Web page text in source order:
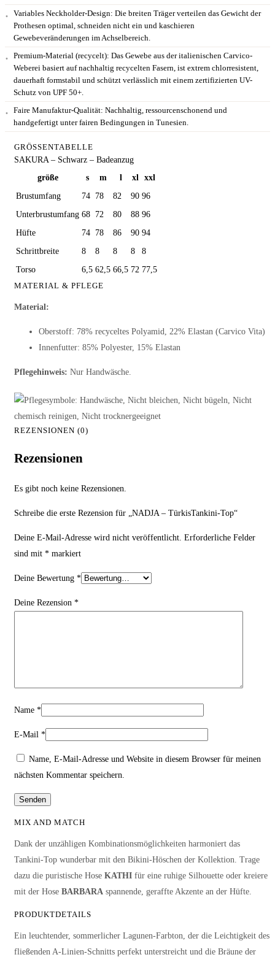
Variables Neckholder-Design: Die breiten Träger verteilen das Gewicht der
Prothesen optimal, schneiden nicht ein und kaschieren
Gewebeveränderungen im Achselbereich.
Premium-Material (recycelt): Das Gewebe aus der italienischen Carvico-
Weberei basiert auf nachhaltig recycelten Fasern, ist extrem chlorresistent,
dauerhaft formstabil und schützt verlässlich mit einem zertifizierten UV-
Schutz von UPF 50+.
Faire Manufaktur-Qualität: Nachhaltig, ressourcenschonend und
handgefertigt unter fairen Bedingungen in Tunesien.
GRÖSSENTABELLE
SAKURA – Schwarz – Badeanzug
größe
s m l xl
xxl
Brustumfang
74 78 82 90 96
Unterbrustumfang 68 72 80 88 96
Hüfte
74 78 86 90 94
Schrittbreite
8 8 8 8
8
Torso
6,5 62,5 66,5 72 77,5
MATERIAL & PFLEGE
Material:
Oberstoff: 78% recyceltes Polyamid, 22% Elastan (Carvico Vita)
Innenfutter: 85% Polyester, 15% Elastan
Pflegehinweis: Nur Handwäsche.
REZENSIONEN (0)
Rezensionen
Es gibt noch keine Rezensionen.
Schreibe die erste Rezension für „NADJA – TürkisTankini-Top“
Deine E-Mail-Adresse wird nicht veröffentlicht. Erforderliche Felder
sind mit * markiert
Deine Bewertung *
Deine Rezension *
Name *
E-Mail *
Name, E-Mail-Adresse und Website in diesem Browser für meinen
nächsten Kommentar speichern.
MIX AND MATCH
Dank der unzähligen Kombinationsmöglichkeiten harmoniert das
Tankini-Top wunderbar mit den Bikini-Höschen der Kollektion. Trage
dazu die puristische Hose KATHI für eine ruhige Silhouette oder kreiere
mit der Hose BARBARA spannende, geraffte Akzente an der Hüfte.
PRODUKTDETAILS
Ein leuchtender, sommerlicher Lagunen-Farbton, der die Leichtigkeit des
fließenden A-Linien-Schnitts perfekt unterstreicht und die Bräune der